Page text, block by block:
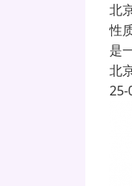
北
性
是
北
25-